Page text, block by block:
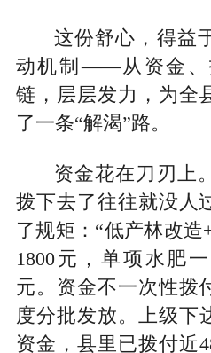
这份舒心，得益
动机制——从资金、
链，层层发力，为全
了一条“解渴”路。
资金花在刀刃上
拨下去了往往就没人
了规矩：“低产林改
1800元，单项水肥
元。资金不一次性拨
度分批发放。上级下
资金，县里已拨付近